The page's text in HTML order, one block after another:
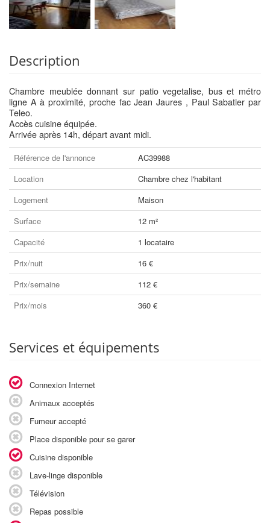
Description
Chambre meublée donnant sur patio vegetalise, bus et métro
ligne A à proximité, proche fac Jean Jaures , Paul Sabatier par
Teleo.
Accès cuisine équipée.
Arrivée après 14h, départ avant midi.
Référence de l'annonce
AC39988
Location
Chambre chez l'habitant
Logement
Maison
Surface
12 m²
Capacité
1 locataire
Prix/nuit
16 €
Prix/semaine
112 €
Prix/mois
360 €
Services et équipements
Connexion Internet
Animaux acceptés
Fumeur accepté
Place disponible pour se garer
Cuisine disponible
Lave-linge disponible
Télévision
Repas possible